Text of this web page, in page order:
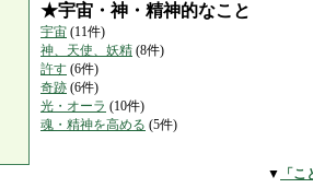
★宇宙・神・精神的なこと
宇宙 (11件)
神、天使、妖精 (8件)
許す (6件)
奇跡 (6件)
光・オーラ (10件)
魂・精神を高める (5件)
▼ 「